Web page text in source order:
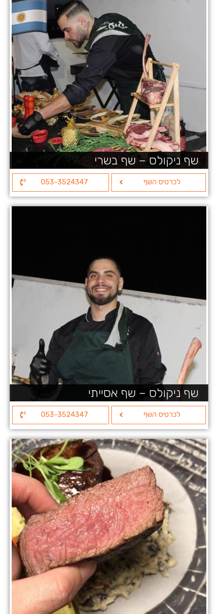
שף ניקולס – שף בשרי
לכרטיס השף 053-3524347
שף ניקולס – שף אסייתי
לכרטיס השף 053-3524347